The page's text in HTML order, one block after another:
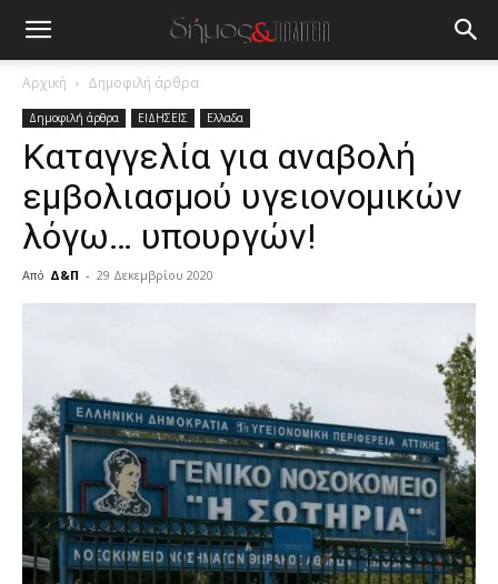
Αρχική Δημοφιλή άρθρα
Δημοφιλή άρθρα ΕΙΔΗΣΕΙΣ Ελλαδα
Καταγγελία για αναβολή
εμβολιασμού υγειονομικών
λόγω… υπουργών!
Από Δ&Π - 29 Δεκεμβρίου 2020
cam
show.desi
xxx
brandi
lyons
teaches
you
the